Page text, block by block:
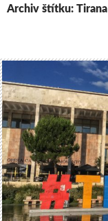
Archiv štítku: Tirana